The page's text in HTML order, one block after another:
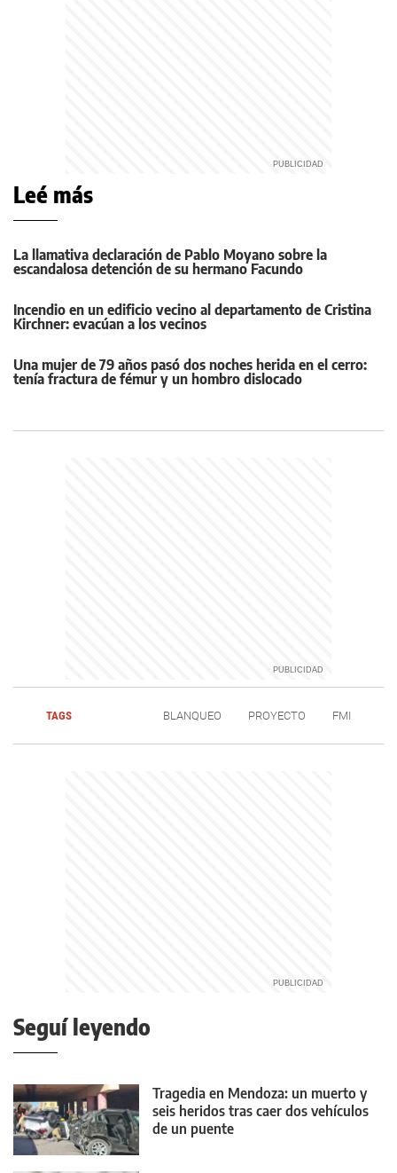
Leé más
La llamativa declaración de Pablo Moyano sobre la
escandalosa detención de su hermano Facundo
Incendio en un edificio vecino al departamento de Cristina
Kirchner: evacúan a los vecinos
Una mujer de 79 años pasó dos noches herida en el cerro:
tenía fractura de fémur y un hombro dislocado
TAGS BLANQUEO PROYECTO FMI
Seguí leyendo
Tragedia en Mendoza: un muerto y
seis heridos tras caer dos vehículos
de un puente